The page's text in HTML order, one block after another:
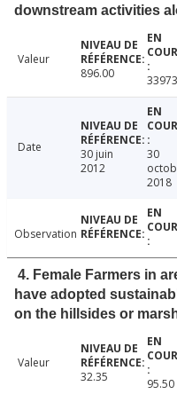
downstream activities
Valeur
896.00
Date
30 juin
2012
30
2018
Observation
4. Female Farmers in
have adopted
on the hillsides or
Valeur
32.35
95.50